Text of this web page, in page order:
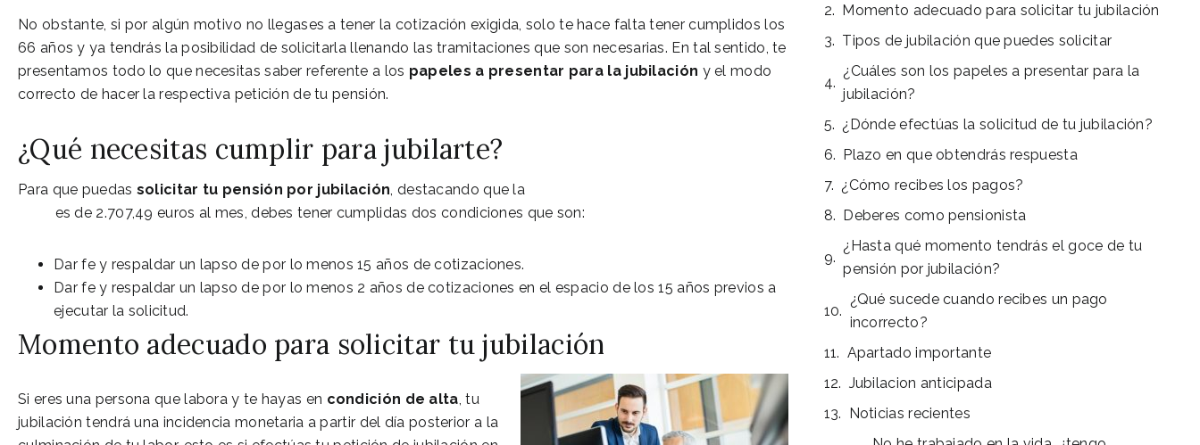
No obstante, si por algún motivo no llegases a tener la cotización exigida, solo te hace falta tener cumplidos los
66 años y ya tendrás la posibilidad de solicitarla llenando las tramitaciones que son necesarias. En tal sentido, te
presentamos todo lo que necesitas saber referente a los papeles a presentar para la jubilación y el modo
correcto de hacer la respectiva petición de tu pensión.
¿Qué necesitas cumplir para jubilarte?
Para que puedas solicitar tu pensión por jubilación , destacando que la
es de 2.707,49 euros al mes, debes tener cumplidas dos condiciones que son:
Dar fe y respaldar un lapso de por lo menos 15 años de cotizaciones.
Dar fe y respaldar un lapso de por lo menos 2 años de cotizaciones en el espacio de los 15 años previos a
ejecutar la solicitud.
Momento adecuado para solicitar tu jubilación
Si eres una persona que labora y te hayas en condición de alta , tu
jubilación tendrá una incidencia monetaria a partir del día posterior a la
Momento adecuado para solicitar tu jubilación
Tipos de jubilación que puedes solicitar
¿Cuáles son los papeles a presentar para la
jubilación?
¿Dónde efectúas la solicitud de tu jubilación?
Plazo en que obtendrás respuesta
¿Cómo recibes los pagos?
Deberes como pensionista
¿Hasta qué momento tendrás el goce de tu
pensión por jubilación?
¿Qué sucede cuando recibes un pago
incorrecto?
Apartado importante
Jubilacion anticipada
Noticias recientes